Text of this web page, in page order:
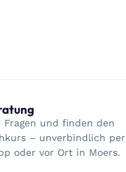
und finden den
– unverbindlich per
oder vor Ort in Moers.